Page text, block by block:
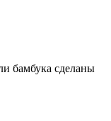
бамбука сделаны